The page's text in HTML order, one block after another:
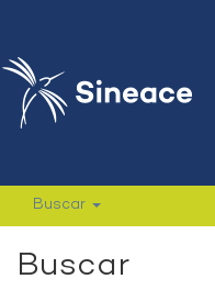
Buscar
Buscar